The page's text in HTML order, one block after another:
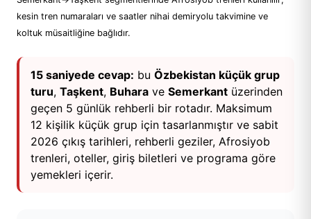
kesin tren numaraları ve saatler nihai demiryolu takvimine ve
koltuk müsaitliğine bağlıdır.
15 saniyede cevap: bu Özbekistan küçük grup
turu, Taşkent, Buhara ve Semerkant üzerinden
geçen 5 günlük rehberli bir rotadır. Maksimum
12 kişilik küçük grup için tasarlanmıştır ve sabit
2026 çıkış tarihleri, rehberli geziler, Afrosiyob
trenleri, oteller, giriş biletleri ve programa göre
yemekleri içerir.